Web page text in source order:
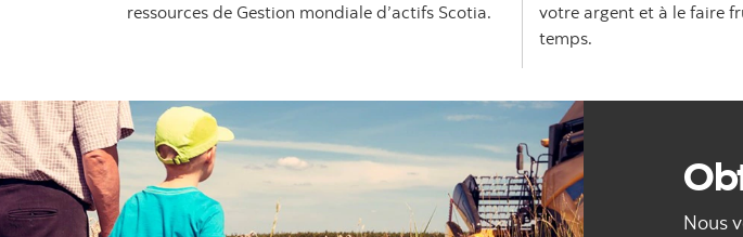
ressources de Gestion mondiale d’actifs Scotia.
votre argent et à le faire
temps.
Nous